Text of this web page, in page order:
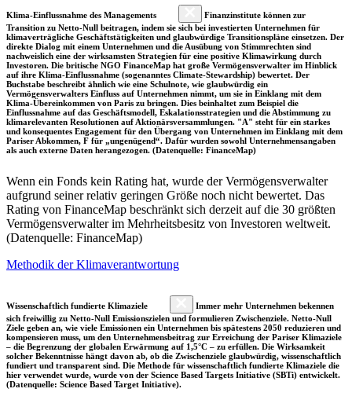
Klima-Einflussnahme des Managements
Finanzinstitute können zur
Transition zu Netto-Null beitragen, indem sie sich bei investierten Unternehmen für
klimaverträgliche Geschäftstätigkeiten und glaubwürdige Transitionspläne einsetzen. Der
direkte Dialog mit einem Unternehmen und die Ausübung von Stimmrechten sind
nachweislich eine der wirksamsten Strategien für eine positive Klimawirkung durch
Investoren. Die britische NGO FinanceMap hat große Vermögensverwalter im Hinblick
auf ihre Klima-Einflussnahme (sogenanntes Climate-Stewardship) bewertet. Der
Buchstabe beschreibt ähnlich wie eine Schulnote, wie glaubwürdig ein
Vermögensverwalters Einfluss auf Unternehmen nimmt, um sie in Einklang mit dem
Klima-Übereinkommen von Paris zu bringen. Dies beinhaltet zum Beispiel die
Einflussnahme auf das Geschäftsmodell, Eskalationsstrategien und die Abstimmung zu
klimarelevanten Resolutionen auf Aktionärsversammlungen. "A" steht für ein starkes
und konsequentes Engagement für den Übergang von Unternehmen im Einklang mit dem
Pariser Abkommen, F für „ungenügend“. Dafür wurden sowohl Unternehmensangaben
als auch externe Daten herangezogen. (Datenquelle: FinanceMap)
Wenn ein Fonds kein Rating hat, wurde der Vermögensverwalter
aufgrund seiner relativ geringen Größe noch nicht bewertet. Das
Rating von FinanceMap beschränkt sich derzeit auf die 30 größten
Vermögensverwalter im Mehrheitsbesitz von Investoren weltweit.
(Datenquelle: FinanceMap)
Methodik der Klimaverantwortung
Wissenschaftlich fundierte Klimaziele
Immer mehr Unternehmen bekennen
sich freiwillig zu Netto-Null Emissionszielen und formulieren Zwischenziele. Netto-Null
Ziele geben an, wie viele Emissionen ein Unternehmen bis spätestens 2050 reduzieren und
kompensieren muss, um den Unternehmensbeitrag zur Erreichung der Pariser Klimaziele
– die Begrenzung der globalen Erwärmung auf 1,5°C – zu erfüllen. Die Wirksamkeit
solcher Bekenntnisse hängt davon ab, ob die Zwischenziele glaubwürdig, wissenschaftlich
fundiert und transparent sind. Die Methode für wissenschaftlich fundierte Klimaziele die
hier verwendet wurde, wurde von der Science Based Targets Initiative (SBTi) entwickelt.
(Datenquelle: Science Based Target Initiative).